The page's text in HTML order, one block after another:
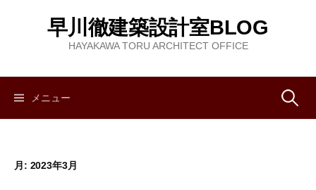
ツ
早川徹建築設計室BLOG
HAYAKAWA TORU ARCHITECT OFFICE
メニュー 検
月: 2023年3月